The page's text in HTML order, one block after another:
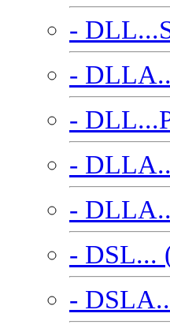
-
-
-
-
-
- DSL...
-